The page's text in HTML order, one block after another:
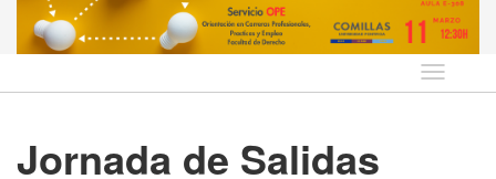
Idioma
Jornada de Salidas